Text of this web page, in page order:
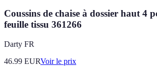
Coussins de chaise à dossier haut 4
feuille tissu 361266
Darty FR
46.99 EURVoir le prix